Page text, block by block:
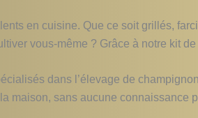
en cuisine. Que ce soit grillés,
vous-même ? Grâce à notre kit
dans l’élevage de
maison, sans aucune connaissance